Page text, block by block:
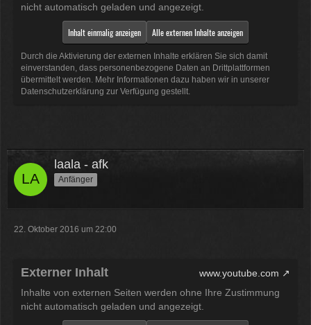
nicht automatisch geladen und angezeigt.
Inhalt einmalig anzeigen Alle externen Inhalte anzeigen
Durch die Aktivierung der externen Inhalte erklären Sie sich damit
einverstanden, dass personenbezogene Daten an Drittplattformen
übermittelt werden. Mehr Informationen dazu haben wir in unserer
Datenschutzerklärung zur Verfügung gestellt.
laala - afk
Anfänger
22. Oktober 2016 um 22:00
Externer Inhalt
www.youtube.com
Inhalte von externen Seiten werden ohne Ihre Zustimmung
nicht automatisch geladen und angezeigt.